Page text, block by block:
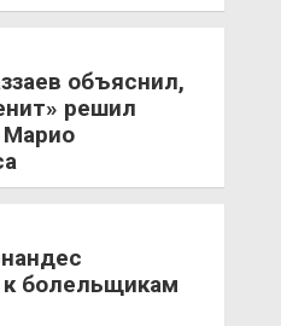
объяснил,
решил
Марио
к болельщикам